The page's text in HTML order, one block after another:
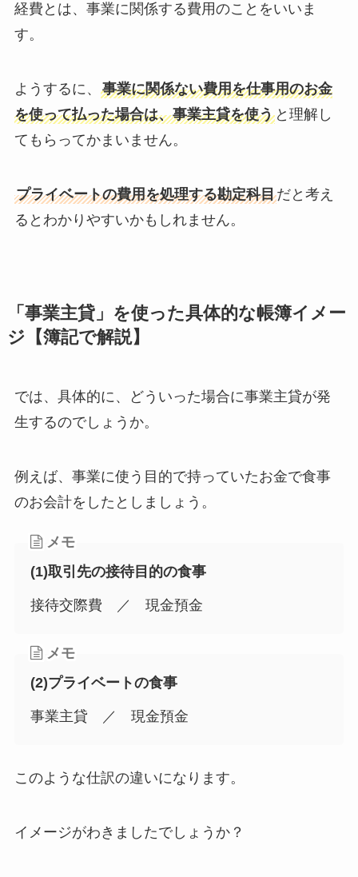
経費とは、事業に関係する費用のことをいいま
す。
ようするに、 事業に関係ない費用を仕事用のお金
を使って払った場合は、事業主貸を使うと理解し
てもらってかまいません。
プライベートの費用を処理する勘定科目だと考え
るとわかりやすいかもしれません。
「事業主貸」を使った具体的な帳簿イメー
ジ【簿記で解説】
では、具体的に、どういった場合に事業主貸が発
生するのでしょうか。
例えば、事業に使う目的で持っていたお金で食事
のお会計をしたとしましょう。
メモ
(1)取引先の接待目的の食事
接待交際費 ／ 現金預金
メモ
(2)プライベートの食事
事業主貸 ／ 現金預金
このような仕訳の違いになります。
イメージがわきましたでしょうか？